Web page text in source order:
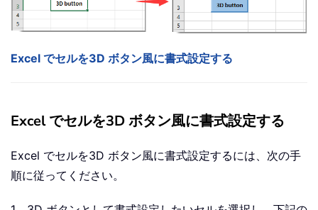
Excel でセルを3D ボタン風に書式設定する
Excel でセルを3D ボタン風に書式設定する
Excel でセルを3D ボタン風に書式設定するには、次の手
順に従ってください。